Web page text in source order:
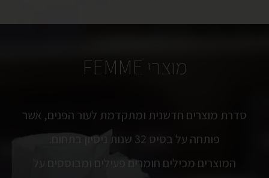
מוצרי FEMME
סדרת מוצרים חדשנית ומתקדמת לעור הפנים, אשר
פותחה על בסיס 32 שנות ניסיון בתחום.
המוצרים מכילים חומרים פעילים ומבוססים על